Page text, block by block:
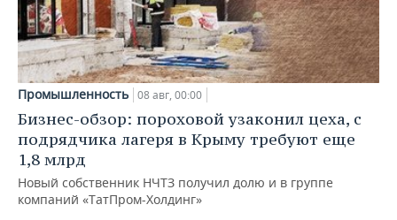
Промышленность 08 авг, 00:00
Бизнес-обзор: пороховой узаконил цеха, с
подрядчика лагеря в Крыму требуют еще
1,8 млрд
Новый собственник НЧТЗ получил долю и в группе
компаний «ТатПром-Холдинг»